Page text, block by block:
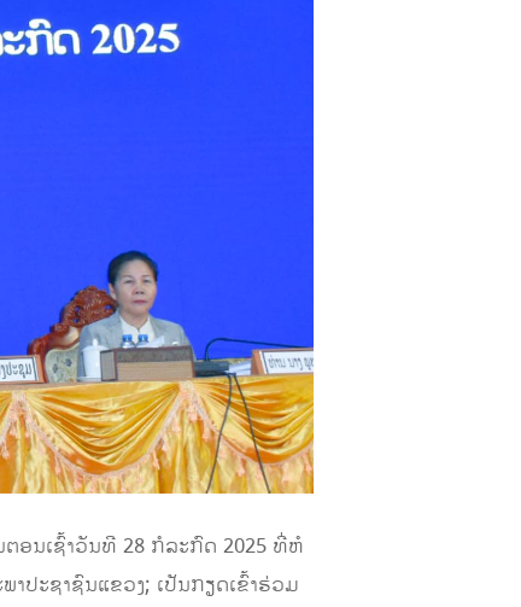
ອນເຊົ້າວັນທີ 28 ກໍລະກົດ 2025 ທີ່ຫໍ
ປະຊາຊົນແຂວງ; ເປັນກຽດເຂົ້າຮ່ວມ